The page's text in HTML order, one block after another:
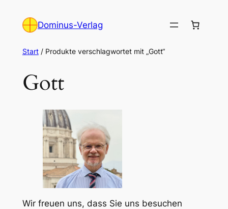
Inhalt
Dominus-Verlag
Start/ Produkte verschlagwortet mit „Gott“
Gott
Wir freuen uns, dass Sie uns besuchen